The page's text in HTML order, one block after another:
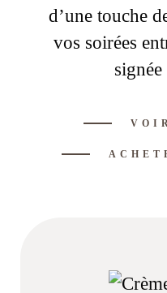
d’une touche
vos soirées